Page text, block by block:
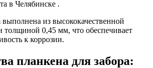
в Челябинске .
выполнена из высококачественной
толщиной 0,45 мм, что обеспечивает
к коррозии.
планкена для забора: